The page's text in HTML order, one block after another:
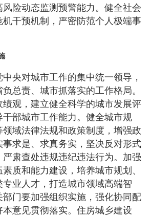
险动态监测预警能力。健全社会
干预机制，严密防范个人极端事
央对城市工作的集中统一领导，
总责、城市抓落实的工作格局。
观，建立健全科学的城市发展评
部城市工作能力。健全城市规
域法律法规和政策制度，增强政
求是、求真务实，坚决反对形式
肃查处违规违纪违法行为。加强
质和能力建设，培养城市规划、
业人才，打造城市领域高端智
部门要加强组织实施，强化协同配
意见贯彻落实。住房城乡建设